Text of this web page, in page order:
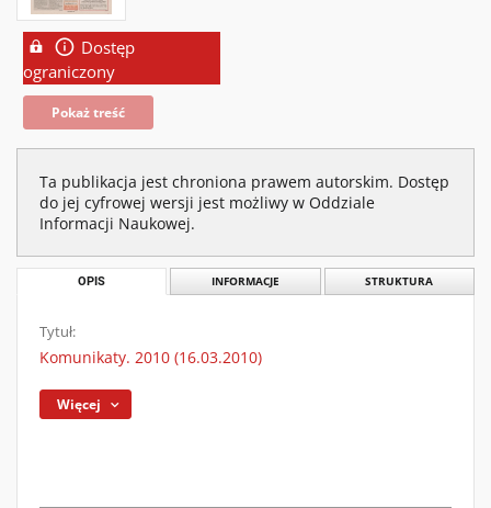
Dostęp
ograniczony
Pokaż treść
Ta publikacja jest chroniona prawem autorskim. Dostęp
do jej cyfrowej wersji jest możliwy w Oddziale
Informacji Naukowej.
OPIS INFORMACJE STRUKTURA
Tytuł:
Komunikaty. 2010 (16.03.2010)
Więcej